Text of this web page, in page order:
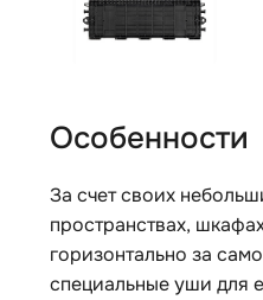
Особенности
За счет своих
пространствах,
горизонтально за
специальные уши для